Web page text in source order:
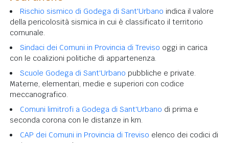
Rischio sismico di Godega di Sant'Urbano indica il valore
della pericolosità sismica in cui è classificato il territorio
comunale.
Sindaci dei Comuni in Provincia di Treviso oggi in carica
con le coalizioni politiche di appartenenza.
Scuole Godega di Sant'Urbano pubbliche e private.
Materne, elementari, medie e superiori con codice
meccanografico.
Comuni limitrofi a Godega di Sant'Urbano di prima e
seconda corona con le distanze in km.
CAP dei Comuni in Provincia di Treviso elenco dei codici di